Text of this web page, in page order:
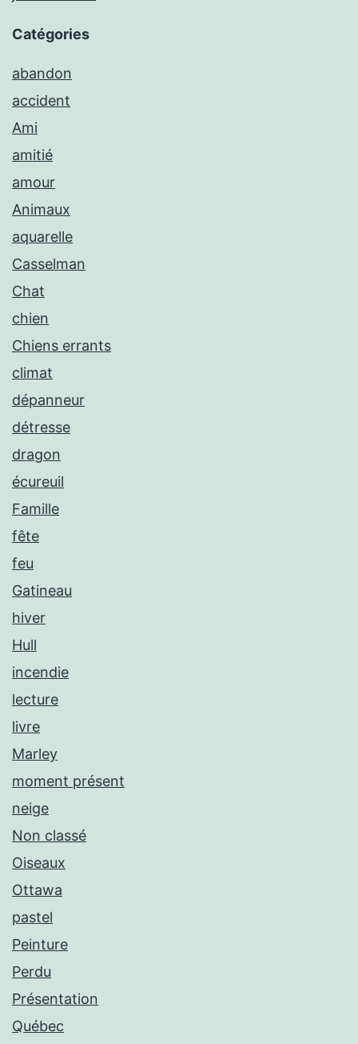
Catégories
abandon
accident
Ami
amitié
amour
Animaux
aquarelle
Casselman
Chat
chien
Chiens errants
climat
dépanneur
détresse
dragon
écureuil
Famille
fête
feu
Gatineau
hiver
Hull
incendie
lecture
livre
Marley
moment présent
neige
Non classé
Oiseaux
Ottawa
pastel
Peinture
Perdu
Présentation
Québec